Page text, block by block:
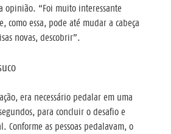
opinião. “Foi muito interessante
como essa, pode até mudar a cabeça
novas, descobrir”.
era necessário pedalar em uma
para concluir o desafio e
Conforme as pessoas pedalavam, o